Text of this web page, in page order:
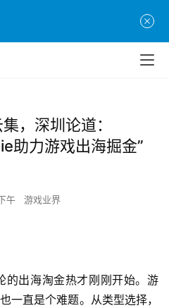
，深圳论道：
助力游戏出海掘金”
午 游戏业界
的出海淘金热才刚刚开始。游
一直是个难题。从类型选择，